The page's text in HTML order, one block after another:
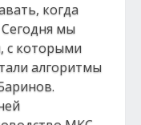
когда
мы
с которыми
алгоритмы